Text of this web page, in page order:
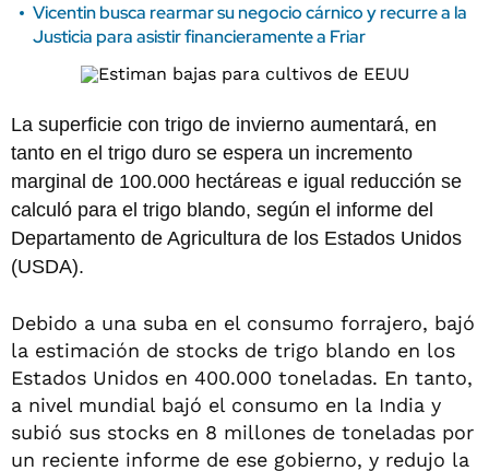
Vicentin busca rearmar su negocio cárnico y recurre a la
Justicia para asistir financieramente a Friar
La superficie con trigo de invierno aumentará, en
tanto en el trigo duro se espera un incremento
marginal de 100.000 hectáreas e igual reducción se
calculó para el trigo blando, según el informe del
Departamento de Agricultura de los Estados Unidos
(USDA).
Debido a una suba en el consumo forrajero, bajó
la estimación de stocks de trigo blando en los
Estados Unidos en 400.000 toneladas. En tanto,
a nivel mundial bajó el consumo en la India y
subió sus stocks en 8 millones de toneladas por
un reciente informe de ese gobierno, y redujo la